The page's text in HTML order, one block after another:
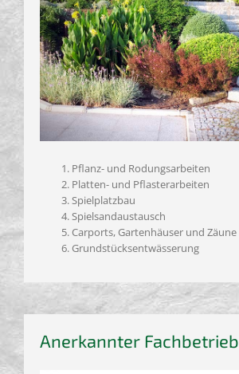
Pflanz- und Rodungsarbeiten
Platten- und Pflasterarbeiten
Spielplatzbau
Spielsandaustausch
Carports, Gartenhäuser und Zäune
Grundstücksentwässerung
Anerkannter Fachbetrieb